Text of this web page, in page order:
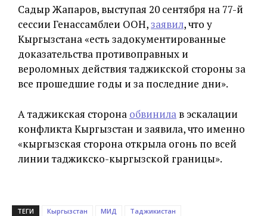
Садыр Жапаров, выступая 20 сентября на 77-й
сессии Генассамблеи ООН,заявил, что у
Кыргызстана «есть задокументированные
доказательства противоправных и
вероломных действия таджикской стороны за
все прошедшие годы и за последние дни».
А таджикская сторона обвинила в эскалации
конфликта Кыргызстан и заявила, что именно
«кыргызская сторона открыла огонь по всей
линии таджикско-кыргызской границы».
ТЕГИ Кыргызстан МИД
Таджикистан